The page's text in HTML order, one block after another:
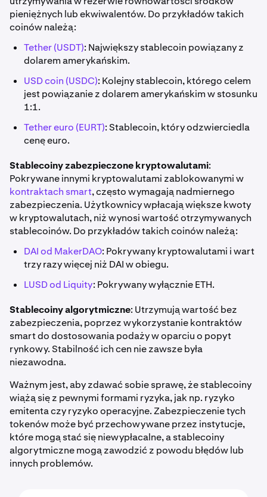
pieniężnych lub ekwiwalentów. Do przykładów takich
coinów należą:
Tether (USDT): Największy stablecoin powiązany z
dolarem amerykańskim.
USD coin (USDC): Kolejny stablecoin, którego celem
jest powiązanie z dolarem amerykańskim w stosunku
1:1.
Tether euro (EURT): Stablecoin, który odzwierciedla
cenę euro.
Stablecoiny zabezpieczone kryptowalutami:
Pokrywane innymi kryptowalutami zablokowanymi w
kontraktach smart, często wymagają nadmiernego
zabezpieczenia. Użytkownicy wpłacają większe kwoty
w kryptowalutach, niż wynosi wartość otrzymywanych
stablecoinów. Do przykładów takich coinów należą:
DAI od MakerDAO: Pokrywany kryptowalutami i wart
trzy razy więcej niż DAI w obiegu.
LUSD od Liquity: Pokrywany wyłącznie ETH.
Stablecoiny algorytmiczne: Utrzymują wartość bez
zabezpieczenia, poprzez wykorzystanie kontraktów
smart do dostosowania podaży w oparciu o popyt
rynkowy. Stabilność ich cen nie zawsze była
niezawodna.
Ważnym jest, aby zdawać sobie sprawę, że stablecoiny
wiążą się z pewnymi formami ryzyka, jak np. ryzyko
emitenta czy ryzyko operacyjne. Zabezpieczenie tych
tokenów może być przechowywane przez instytucje,
które mogą stać się niewypłacalne, a stablecoiny
algorytmiczne mogą zawodzić z powodu błędów lub
innych problemów.